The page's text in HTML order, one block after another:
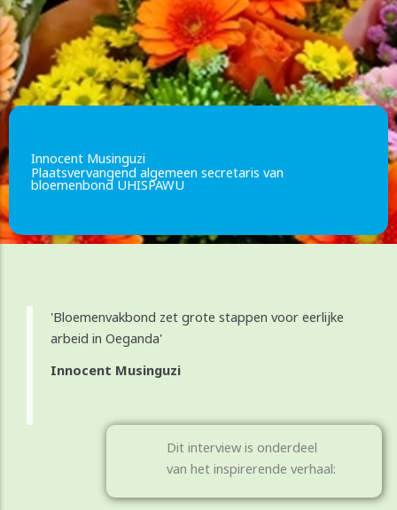
Innocent Musinguzi
Plaatsvervangend algemeen secretaris van
bloemenbond UHISPAWU
'Bloemenvakbond zet grote stappen voor eerlijke
arbeid in Oeganda'
Innocent Musinguzi
Dit interview is onderdeel
van het inspirerende verhaal: